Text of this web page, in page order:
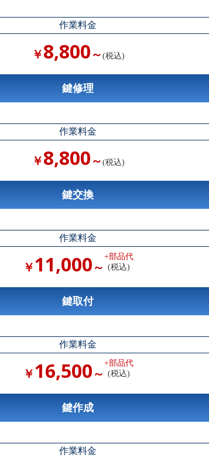
作業料金
￥8,800 ～ (税込)
鍵修理
作業料金
￥8,800 ～ (税込)
鍵交換
作業料金
￥11,000 ～ (税込)
+部品代
鍵取付
作業料金
￥16,500 ～ (税込)
+部品代
鍵作成
作業料金